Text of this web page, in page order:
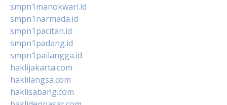
smpn1manokwari.id
smpn1narmada.id
smpn1pacitan.id
smpn1padang.id
smpn1pailangga.id
haklijakarta.com
haklilangsa.com
haklisabang.com